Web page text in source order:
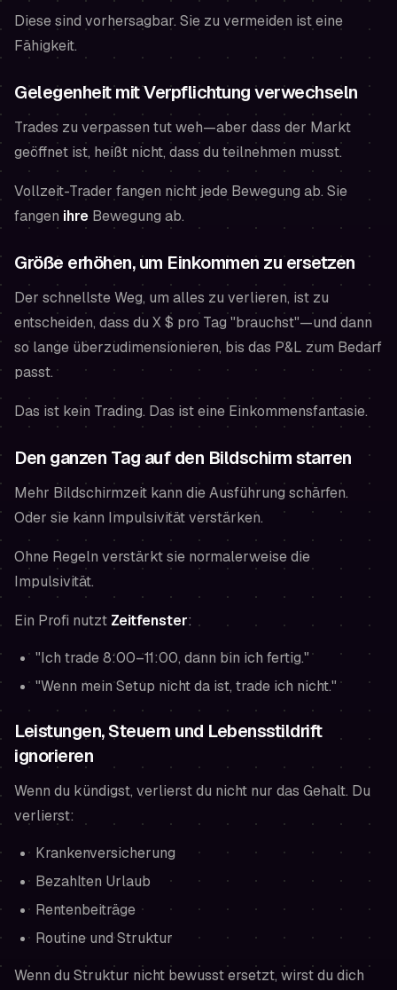
Diese sind vorhersagbar. Sie zu vermeiden ist eine
Fähigkeit.
Gelegenheit mit Verpflichtung verwechseln
Trades zu verpassen tut weh—aber dass der Markt
geöffnet ist, heißt nicht, dass du teilnehmen musst.
Vollzeit-Trader fangen nicht jede Bewegung ab. Sie
fangen ihre Bewegung ab.
Größe erhöhen, um Einkommen zu ersetzen
Der schnellste Weg, um alles zu verlieren, ist zu
entscheiden, dass du X $ pro Tag "brauchst"—und dann
so lange überzudimensionieren, bis das P&L zum Bedarf
passt.
Das ist kein Trading. Das ist eine Einkommensfantasie.
Den ganzen Tag auf den Bildschirm starren
Mehr Bildschirmzeit kann die Ausführung schärfen.
Oder sie kann Impulsivität verstärken.
Ohne Regeln verstärkt sie normalerweise die
Impulsivität.
Ein Profi nutzt Zeitfenster:
"Ich trade 8:00–11:00, dann bin ich fertig."
"Wenn mein Setup nicht da ist, trade ich nicht."
Leistungen, Steuern und Lebensstildrift
ignorieren
Wenn du kündigst, verlierst du nicht nur das Gehalt. Du
verlierst:
Krankenversicherung
Bezahlten Urlaub
Rentenbeiträge
Routine und Struktur
Wenn du Struktur nicht bewusst ersetzt, wirst du dich